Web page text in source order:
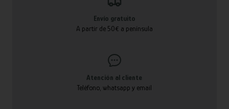
Envío gratuito
A partir de 50€ a península
Atención al cliente
Teléfono, whatsapp y email